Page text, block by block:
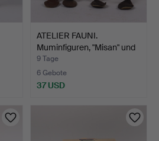
ATELIER FAUNI.
Muminfiguren, "Misan" und
"…
9 Tage
6 Gebote
37 USD